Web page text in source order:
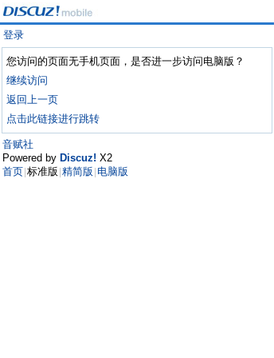
登录
您访问的页面无手机页面，是否进一步访问电脑版？
继续访问
返回上一页
点击此链接进行跳转
音赋社
Powered by Discuz! X2
首页 标准版 精简版 电脑版